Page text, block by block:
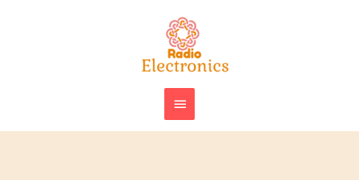
ГЛАВНОЕ
МЕНЮ